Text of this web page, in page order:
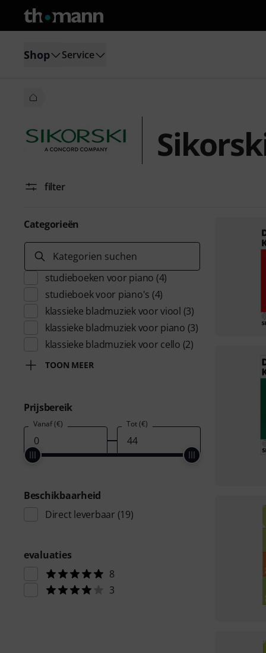
Shop Service
filter
Categorieën
Kategorien suchen
studieboeken voor piano (4)
studieboek voor piano's (4)
klassieke bladmuziek voor viool (3)
klassieke bladmuziek voor piano (3)
klassieke bladmuziek voor cello (2)
TOON MEER
Prijsbereik
Vanaf (€) Tot (€)
Beschikbaarheid
Direct leverbaar (19)
evaluaties
8
3